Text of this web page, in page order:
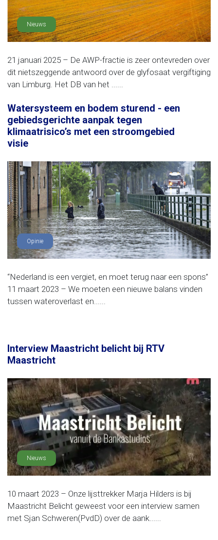
Nieuws
21 januari 2025 – De AWP-fractie is zeer ontevreden over
dit nietszeggende antwoord over de glyfosaat vergiftiging
van Limburg. Het DB van het ......
Watersysteem en bodem sturend - een
gebiedsgerichte aanpak tegen
klimaatrisico’s met een stroomgebied
visie
Opinie
“Nederland is een vergiet, en moet terug naar een spons”
11 maart 2023 – We moeten een nieuwe balans vinden
tussen wateroverlast en......
Interview Maastricht belicht bij RTV
Maastricht
Nieuws
10 maart 2023 – Onze lijsttrekker Marja Hilders is bij
Maastricht Belicht geweest voor een interview samen
met Sjan Schweren(PvdD) over de aank......